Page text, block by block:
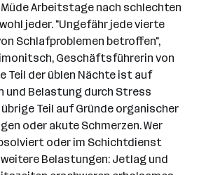
Arbeitstage nach schlechten
jeder. "Ungefähr jede vierte
Schlafproblemen betroffen",
Geschäftsführerin von
Teil der üblen Nächte ist auf
und Belastung durch Stress
Teil auf Gründe organischer
oder akute Schmerzen. Wer
oder im Schichtdienst
Belastungen: Jetlag und